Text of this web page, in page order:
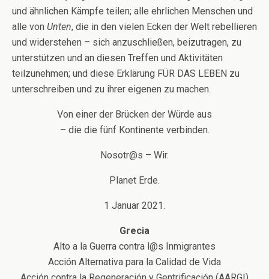
und ähnlichen Kämpfe teilen; alle ehrlichen Menschen und
alle von Unten, die in den vielen Ecken der Welt rebellieren
und widerstehen – sich anzuschließen, beizutragen, zu
unterstützen und an diesen Treffen und Aktivitäten
teilzunehmen; und diese Erklärung FÜR DAS LEBEN zu
unterschreiben und zu ihrer eigenen zu machen.
Von einer der Brücken der Würde aus
– die die fünf Kontinente verbinden.
Nosotr@s – Wir.
Planet Erde.
1 Januar 2021.
Grecia
Alto a la Guerra contra l@s Inmigrantes
Acción Alternativa para la Calidad de Vida